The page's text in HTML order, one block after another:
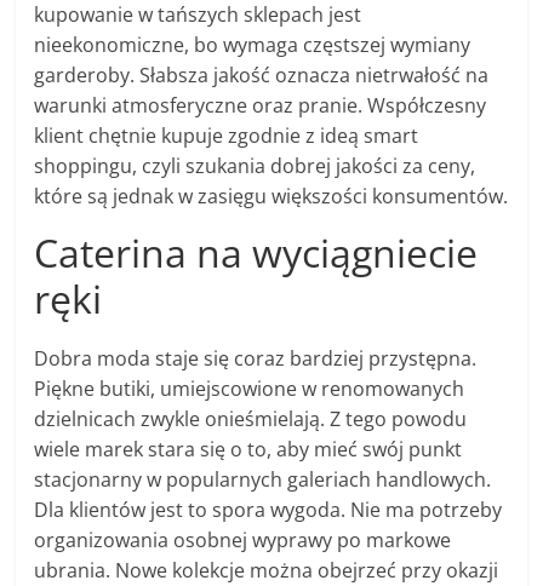
kupowanie w tańszych sklepach jest
nieekonomiczne, bo wymaga częstszej wymiany
garderoby. Słabsza jakość oznacza nietrwałość na
warunki atmosferyczne oraz pranie. Współczesny
klient chętnie kupuje zgodnie z ideą smart
shoppingu, czyli szukania dobrej jakości za ceny,
które są jednak w zasięgu większości konsumentów.
Caterina na wyciągniecie
ręki
Dobra moda staje się coraz bardziej przystępna.
Piękne butiki, umiejscowione w renomowanych
dzielnicach zwykle onieśmielają. Z tego powodu
wiele marek stara się o to, aby mieć swój punkt
stacjonarny w popularnych galeriach handlowych.
Dla klientów jest to spora wygoda. Nie ma potrzeby
organizowania osobnej wyprawy po markowe
ubrania. Nowe kolekcje można obejrzeć przy okazji